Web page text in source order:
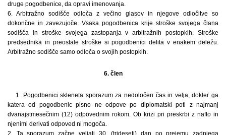
druge pogodbenice, da opravi imenovanja.
6. Arbitražno sodišče odloča z večino glasov in njegove odločitve so
dokončne in zavezujoče. Vsaka pogodbenica krije stroške svojega člana
sodišča in stroške svojega zastopanja v arbitražnih postopkih. Stroške
predsednika in preostale stroške si pogodbenici delita v enakem deležu.
Arbitražno sodišče samo odloča o svojih postopkih.
6. člen
1. Pogodbenici skleneta sporazum za nedoločen čas in velja, dokler ga
katera od pogodbenic pisno ne odpove po diplomatski poti z najmanj
dvanajstmesečnim (12) odpovednim rokom. Ob krizi pri preskrbi z nafto in
njenimi derivati odpoved ni mogoča.